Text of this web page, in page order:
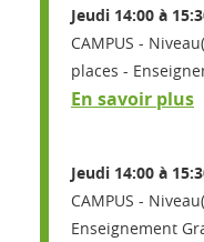
Jeudi 14:00 à
CAMPUS
places
En savoir plus
Jeudi 14:00 à
CAMPUS
Enseignement